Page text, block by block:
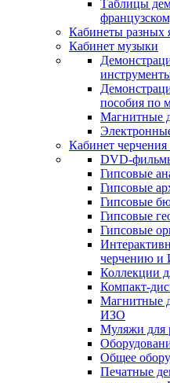
Таблицы
Кабинеты разных
Кабинет музыки
пособия по
Магнитные
Кабинет
DVD-
Гипсовые
Гипсовые
Гипсовые
Гипсовые
Гипсовые
черчению и
Коллекции
Компакт-
Магнитные
ИЗО
Муляжи для
Общее
Печатные